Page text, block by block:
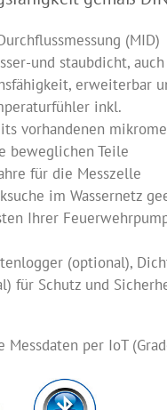
(MID)
und staubdicht,
erweiterbar
inkl.
vorhandenen
beweglichen Teile
für die Messzelle
im Wassernetz
Ihrer
(optional),
für Schutz und
per IoT